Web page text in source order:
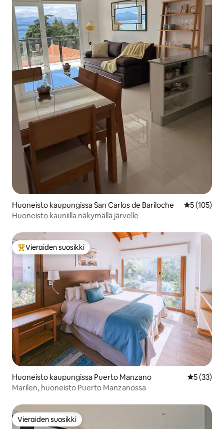
Huoneisto kaupungissa San Carlos de Bariloche
5 (105)
Huoneisto kauniilla näkymällä järvelle
Vieraiden suosikkien parhaimmistoa
Vieraiden suosikki
Huoneisto kaupungissa Puerto Manzano
5 (33)
Marilen, huoneisto Puerto Manzanossa
Vieraiden suosikki
Vieraiden suosikki